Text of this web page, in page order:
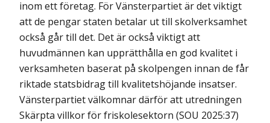
inom ett företag. För Vänsterpartiet är det viktigt
att de pengar staten betalar ut till skolverksamhet
också går till det. Det är också viktigt att
huvudmännen kan upprätthålla en god kvalitet i
verksamheten baserat på skolpengen innan de får
riktade statsbidrag till kvalitetshöjande insatser.
Vänsterpartiet välkomnar därför att utredningen
Skärpta villkor för friskolesektorn (SOU 2025:37)